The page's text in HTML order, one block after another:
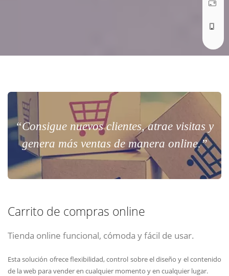
“Consigue nuevos clientes, atrae visitas y
genera más ventas de manera online.”
Carrito de compras online
Tienda online funcional, cómoda y fácil de usar.
Esta solución ofrece flexibilidad, control sobre el diseño y el contenido
de la web para vender en cualquier momento y en cualquier lugar.